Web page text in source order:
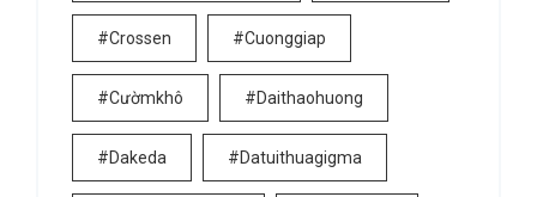
#crossen #cuonggiap
#cườmkhô #daithaohuong
#dakeda #datuithuagigma